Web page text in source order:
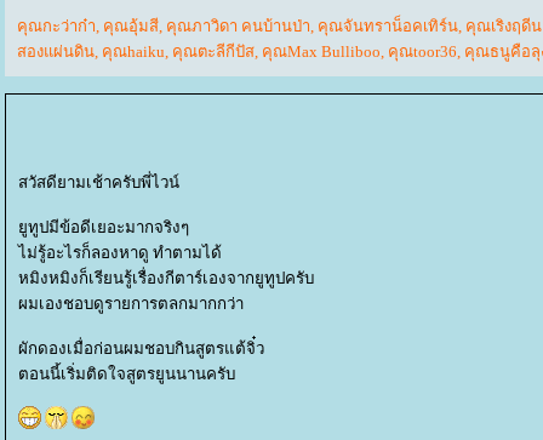
คุณกะว่าก๋า, คุณอุ้มสี, คุณภาวิดา คนบ้านป่า, คุณจันทราน็อคเทิร์น, คุณเริงฤดี
สองแผ่นดิน, คุณhaiku, คุณตะลีกีปัส, คุณMax Bulliboo, คุณtoor36, คุณธนูคือลุ
สวัสดียามเช้าครับพี่ไวน์
ูทูปมีข้อดีเยอะมากจริงๆ
ไม่รู้อะไรก็ลองหาดู ทำตามได้
หมิงหมิงก็เรียนรู้เรื่องกีตาร์เองจากยูทูปครับ
ผมเองชอบดูรายการตลกมากกว่า
ผักดองเมื่อก่อนผมชอบกินสูตรแต้จิ๋ว
ตอนนี้เริ่มติดใจสูตรยูนนานครับ